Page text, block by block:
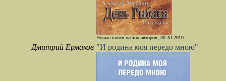
Новые книги наших авторов, 30.XI.2010
Дмитрий Ермаков "И родина моя передо мною"